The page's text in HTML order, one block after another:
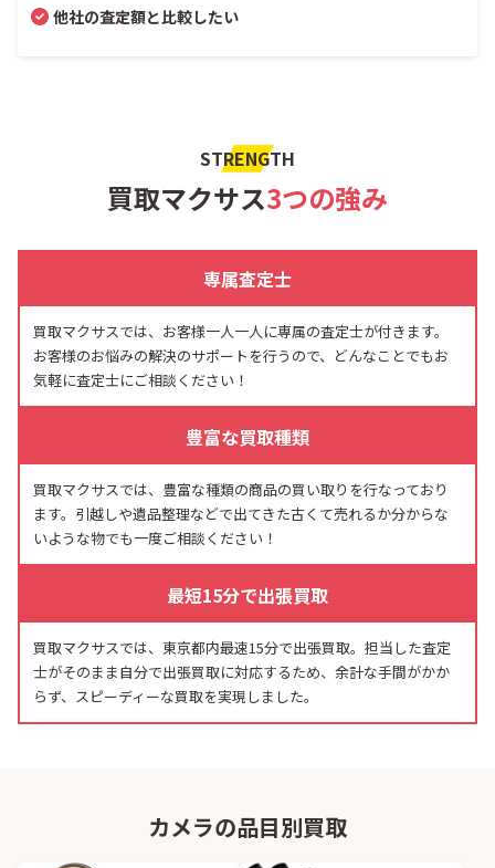
他社の査定額と比較したい
STRENGTH
買取マクサス3つの強み
専属査定士
買取マクサスでは、お客様一人一人に専属の査定士が付きます。
お客様のお悩みの解決のサポートを行うので、どんなことでもお
気軽に査定士にご相談ください！
豊富な買取種類
買取マクサスでは、豊富な種類の商品の買い取りを行なっており
ます。引越しや遺品整理などで出てきた古くて売れるか分からな
いような物でも一度ご相談ください！
最短15分で出張買取
買取マクサスでは、東京都内最速15分で出張買取。担当した査定
士がそのまま自分で出張買取に対応するため、余計な手間がかか
らず、スピーディーな買取を実現しました。
カメラの品目別買取